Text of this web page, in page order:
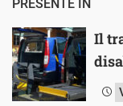
PRESENTE IN
Il